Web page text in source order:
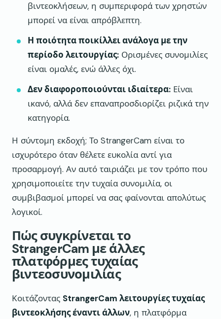
βιντεοκλήσεων, η συμπεριφορά των χρηστών
μπορεί να είναι απρόβλεπτη.
Η ποιότητα ποικίλλει ανάλογα με την
περίοδο λειτουργίας: Ορισμένες συνομιλίες
είναι ομαλές, ενώ άλλες όχι.
Δεν διαφοροποιούνται ιδιαίτερα: Είναι
ικανό, αλλά δεν επαναπροσδιορίζει ριζικά την
κατηγορία.
Η σύντομη εκδοχή; Το StrangerCam είναι το
ισχυρότερο όταν θέλετε ευκολία αντί για
προσαρμογή. Αν αυτό ταιριάζει με τον τρόπο που
χρησιμοποιείτε την τυχαία συνομιλία, οι
συμβιβασμοί μπορεί να σας φαίνονται απολύτως
λογικοί.
Πώς συγκρίνεται το
StrangerCam με άλλες
πλατφόρμες τυχαίας
βιντεοσυνομιλίας
Κοιτάζοντας StrangerCam λειτουργίες τυχαίας
βιντεοκλήσης έναντι άλλων, η πλατφόρμα